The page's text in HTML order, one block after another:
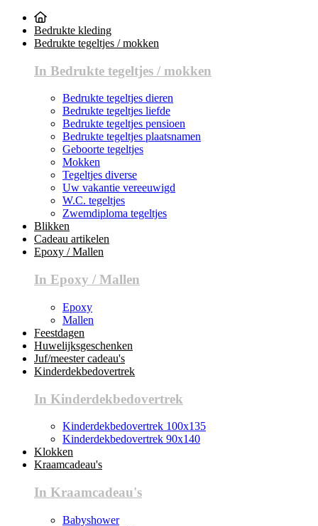
Bedrukte kleding
Bedrukte tegeltjes / mokken
In Bedrukte tegeltjes / mokken
Bedrukte tegeltjes dieren
Bedrukte tegeltjes liefde
Bedrukte tegeltjes pensioen
Bedrukte tegeltjes plaatsnamen
Geboorte tegeltjes
Mokken
Tegeltjes diverse
Uw vakantie vereeuwigd
W.C. tegeltjes
Zwemdiploma tegeltjes
Blikken
Cadeau artikelen
Epoxy / Mallen
In Epoxy / Mallen
Epoxy
Mallen
Feestdagen
Huwelijksgeschenken
Juf/meester cadeau's
Kinderdekbedovertrek
In Kinderdekbedovertrek
Kinderdekbedovertrek 100x135
Kinderdekbedovertrek 90x140
Klokken
Kraamcadeau's
In Kraamcadeau's
Babyshower